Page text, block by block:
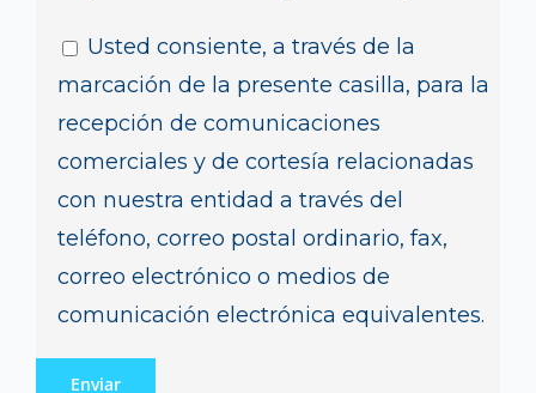
Usted consiente, a través de la
marcación de la presente casilla, para la
recepción de comunicaciones
comerciales y de cortesía relacionadas
con nuestra entidad a través del
teléfono, correo postal ordinario, fax,
correo electrónico o medios de
comunicación electrónica equivalentes.